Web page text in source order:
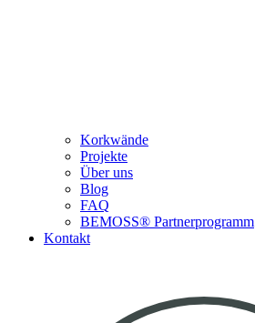
Korkwände
Projekte
Über uns
Blog
FAQ
BEMOSS® Partnerprogramm​
Kontakt